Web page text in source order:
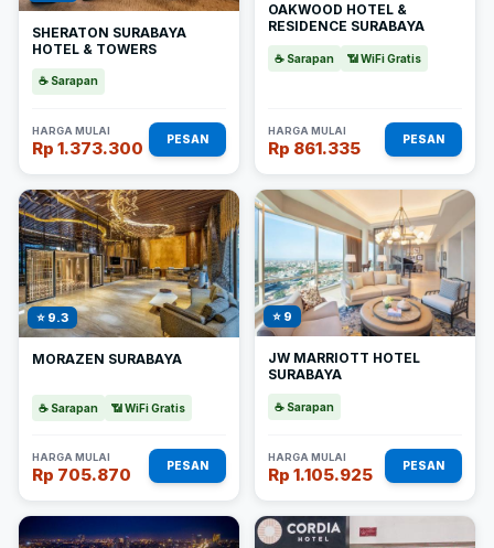
SHERATON SURABAYA
HOTEL & TOWERS
☕ Sarapan
HARGA MULAI
Rp 1.373.300 PESAN
OAKWOOD HOTEL &
RESIDENCE SURABAYA
☕ Sarapan 📶 WiFi Gratis
HARGA MULAI
Rp 861.335 PESAN
⭐ 9.3
MORAZEN SURABAYA
☕ Sarapan 📶 WiFi Gratis
HARGA MULAI
Rp 705.870 PESAN
⭐ 9
JW MARRIOTT HOTEL
SURABAYA
☕ Sarapan
HARGA MULAI
Rp 1.105.925 PESAN